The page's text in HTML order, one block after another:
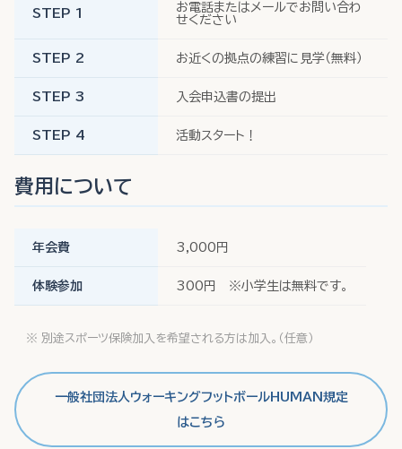
STEP 1
お電話またはメールでお問い合わ
せください
STEP 2 お近くの拠点の練習に見学（無料）
STEP 3 入会申込書の提出
STEP 4 活動スタート！
費用について
年会費 3,000円
体験参加 300円 ※小学生は無料です。
※ 別途スポーツ保険加入を希望される方は加入。（任意）
一般社団法人ウォーキングフットボールHUMAN規定
はこちら